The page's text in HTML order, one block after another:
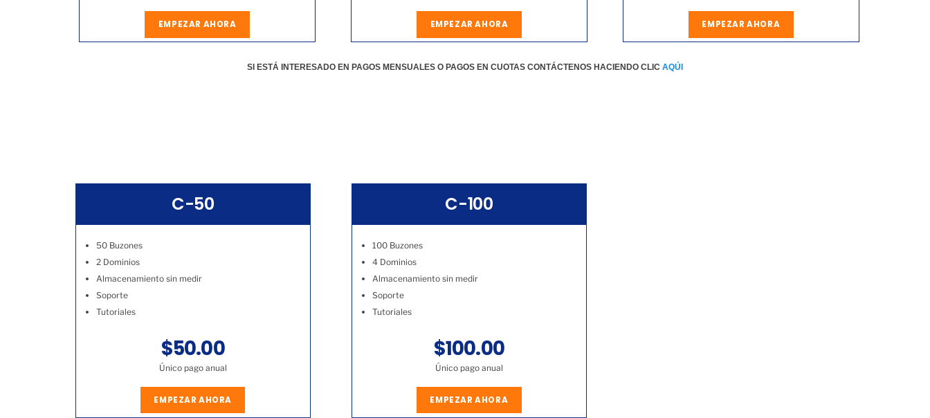
EMPEZAR AHORA EMPEZAR AHORA EMPEZAR AHORA
SI ESTÁ INTERESADO EN PAGOS MENSUALES O PAGOS EN CUOTAS CONTÁCTENOS HACIENDO CLIC AQÚI
C-50
50 Buzones
2 Dominios
Almacenamiento sin medir
Soporte
Tutoriales
$50.00
Único pago anual
EMPEZAR AHORA
C-100
100 Buzones
4 Dominios
Almacenamiento sin medir
Soporte
Tutoriales
$100.00
Único pago anual
EMPEZAR AHORA